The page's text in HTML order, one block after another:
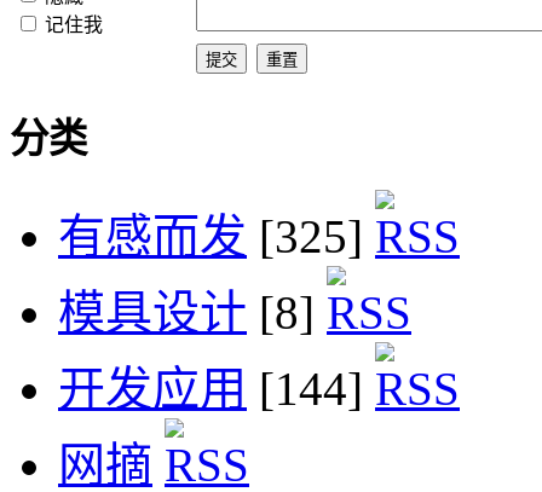
记住我
分类
有感而发 [325]
模具设计 [8]
开发应用 [144]
网摘